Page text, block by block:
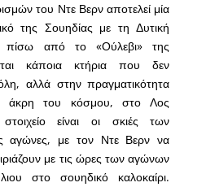
του Ντε Βερν αποτελεί μία
της Σουηδίας με τη Δυτική
πίσω από το «Ούλεβι» της
κάποια κτήρια που δεν
αλλά στην πραγματικότητα
άκρη του κόσμου, στο Λος
είναι οι σκιές των
αγώνες, με τον Ντε Βερν να
με τις ώρες των αγώνων
στο σουηδικό καλοκαίρι.